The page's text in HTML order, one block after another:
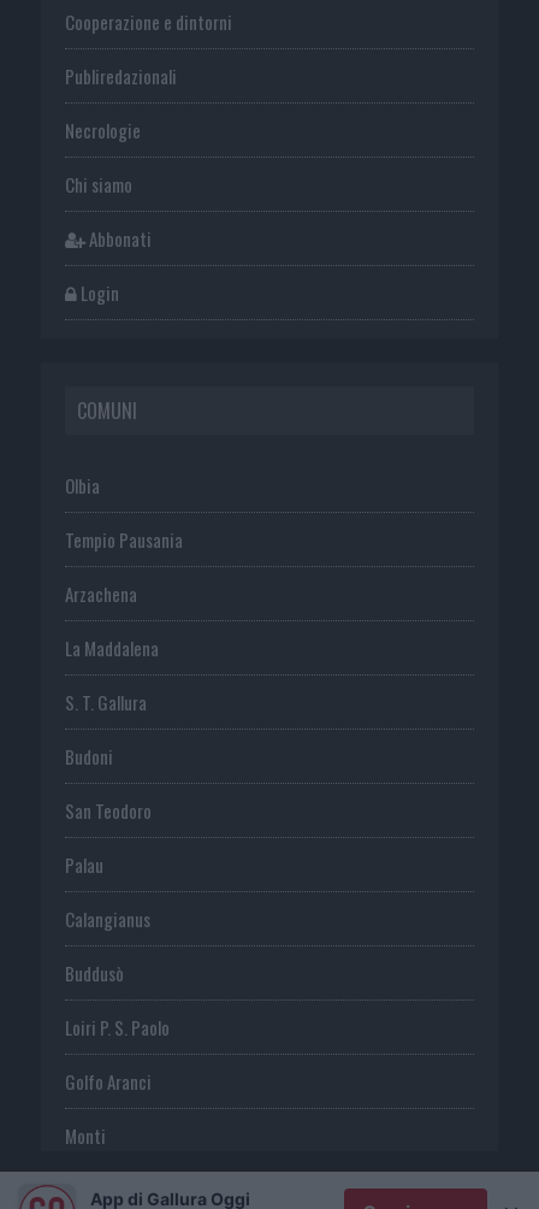
Cooperazione e dintorni
Publiredazionali
Necrologie
Chi siamo
Abbonati
Login
COMUNI
Olbia
Tempio Pausania
Arzachena
La Maddalena
S. T. Gallura
Budoni
San Teodoro
Palau
Calangianus
Buddusò
Loiri P. S. Paolo
Golfo Aranci
Monti
TeltiApp di Gallura Oggi